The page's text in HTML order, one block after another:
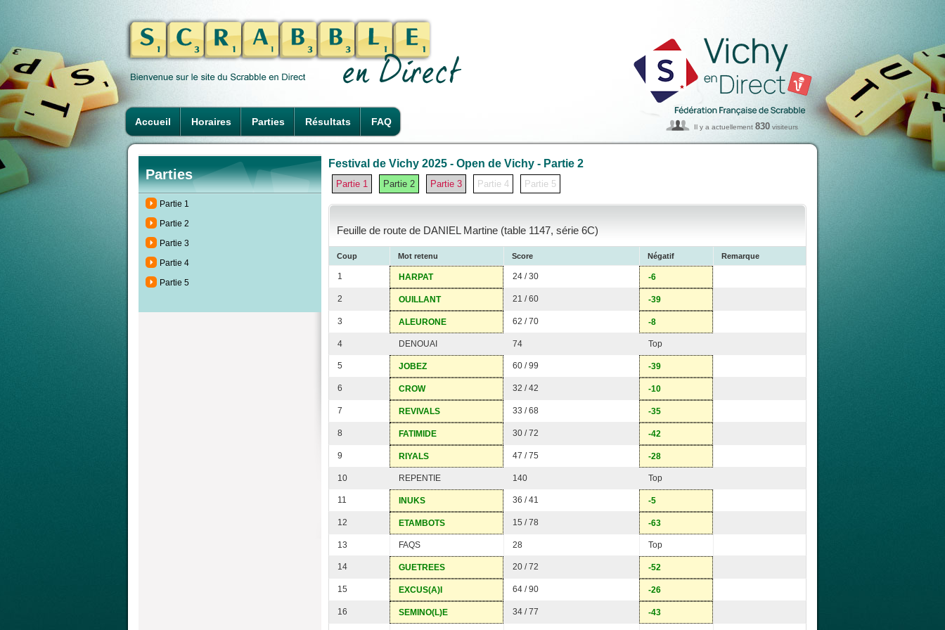
Accueil Horaires Parties Résultats FAQ Il y a actuellement 830 visiteurs
Parties
Partie 1
Partie 2
Partie 3
Partie 4
Partie 5
Festival de Vichy 2025 - Open de Vichy - Partie 2
Partie 1 Partie 2 Partie 3 Partie 4 Partie 5
Feuille de route de DANIEL Martine (table 1147, série 6C)
Coup Mot retenu Score Négatif Remarque
1 HARPAT 24 / 30 -6
2 OUILLANT 21 / 60 -39
3 ALEURONE 62 / 70 -8
4 DENOUAI 74 Top
5 JOBEZ 60 / 99 -39
6 CROW 32 / 42 -10
7 REVIVALS 33 / 68 -35
8 FATIMIDE 30 / 72 -42
9 RIYALS 47 / 75 -28
10 REPENTIE 140 Top
11 INUKS 36 / 41 -5
12 ETAMBOTS 15 / 78 -63
13 FAQS 28 Top
14 GUETREES 20 / 72 -52
15 EXCUS(A)I 64 / 90 -26
16 SEMINO(L)E 34 / 77 -43